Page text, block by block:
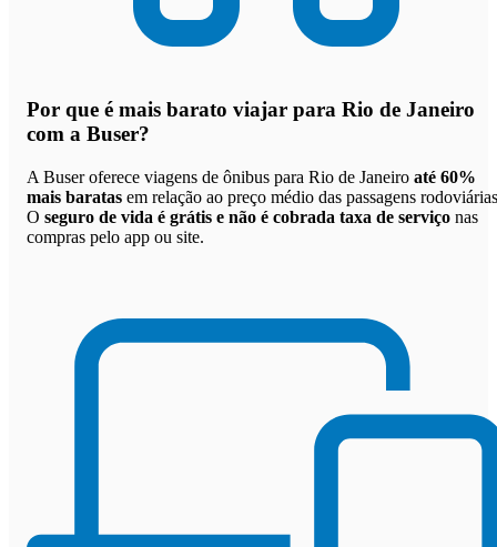
Por que é mais barato viajar para Rio de Janeiro
com a Buser?
A Buser oferece viagens de ônibus para Rio de Janeiro até 60%
mais baratas em relação ao preço médio das passagens
O seguro de vida é grátis e não é cobrada taxa de serviço nas
compras pelo app ou site.